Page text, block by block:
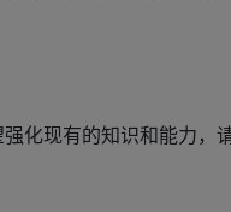
化现有的知识和能力，